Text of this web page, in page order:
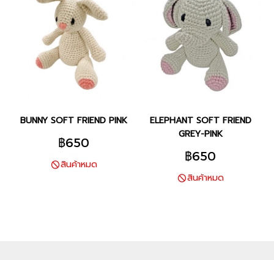
BUNNY SOFT FRIEND PINK
฿650
สินค้าหมด
ELEPHANT SOFT FRIEND
GREY-PINK
฿650
สินค้าหมด